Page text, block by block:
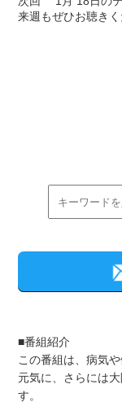
来週もぜひお聴きく
■番組紹介
この番組は、病気
元気に、さらには
す。